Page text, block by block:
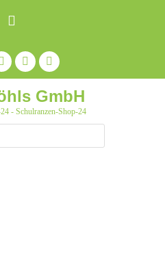
Feed
Auf
Pinterest
pinnen
YouTube
GmbH
- Schulranzen-Shop-24